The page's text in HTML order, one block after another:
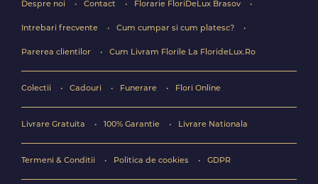
Despre noi Contact Florarie FloriDeLux Brasov
Intrebari frecvente Cum cumpar si cum platesc?
Parerea clientilor Cum Livram Florile La FlorideLux.Ro
Colectii Cadouri Funerare Flori Online
Livrare Gratuita 100% Garantie Livrare Nationala
Termeni & Conditii Politica de cookies GDPR